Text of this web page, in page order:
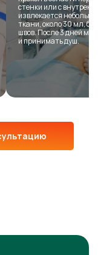
стенки или с
извлекается
ткани, около 30 мл,
швов. После 3 дней
и принимать душ.